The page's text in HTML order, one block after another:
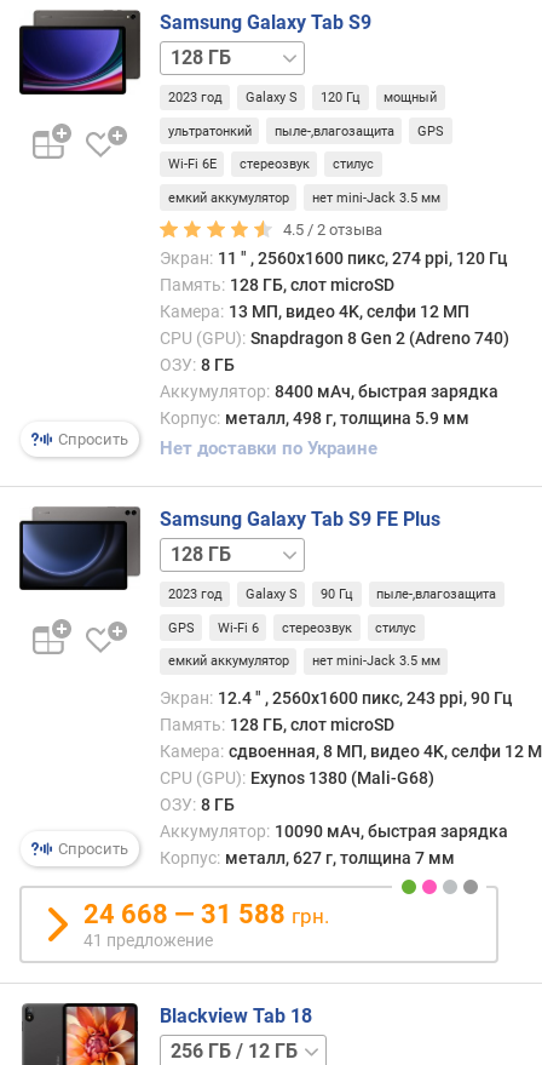
а
H
R
G
o
о
о
н
о
ш
е
л
е
/
р
п
у
Спросить
Samsung Galaxy Tab S9
128 ГБ
/
5G256 ГБ
256 ГБ
5G
2023 год Galaxy S 120 Гц мощный
ультратонкий пыле-,влагозащита GPS
Wi-Fi 6E стереозвук стилус
емкий аккумулятор нет mini-Jack 3.5 мм
4.5 /2 отзыва
Экран: 11 ″ , 2560x1600 пикс, 274 ppi, 120 Гц
Память: 128 ГБ, слот microSD
Камера: 13 МП, видео 4K, селфи 12 МП
CPU (GPU): Snapdragon 8 Gen 2 (Adreno 740)
ОЗУ: 8 ГБ
Аккумулятор: 8400 мАч, быстрая зарядка
Корпус: металл, 498 г, толщина 5.9 мм
Нет доставки по Украине
Спросить
Samsung Galaxy Tab S9 FE Plus
128 ГБ
/
5G256 ГБ
2023 год Galaxy S 90 Гц пыле-,влагозащита
GPS Wi-Fi 6 стереозвук стилус
емкий аккумулятор нет mini-Jack 3.5 мм
Экран: 12.4 ″ , 2560x1600 пикс, 243 ppi, 90 Гц
Память: 128 ГБ, слот microSD
Камера: сдвоенная, 8 МП, видео 4K, селфи 12
CPU (GPU): Exynos 1380 (Mali-G68)
ОЗУ: 8 ГБ
Аккумулятор: 10090 мАч, быстрая зарядка
Корпус: металл, 627 г, толщина 7 мм
24 668 — 31 588 грн.
41 предложение
Blackview Tab 18
256 ГБ